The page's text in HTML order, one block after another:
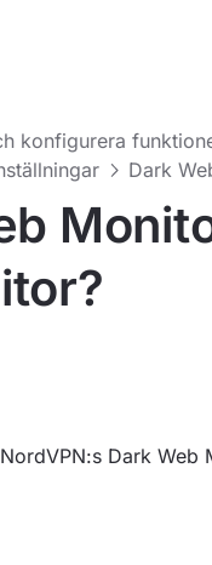
konfigurera
Dark
Dark